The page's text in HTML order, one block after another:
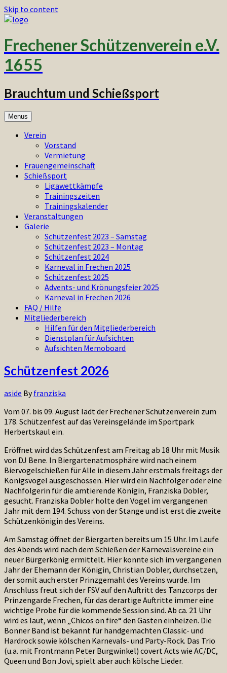
Skip to content
Frechener Schützenverein e.V.
1655
Brauchtum und Schießsport
Menus
Verein
Vorstand
Vermietung
Frauengemeinschaft
Schießsport
Ligawettkämpfe
Trainingszeiten
Trainingskalender
Veranstaltungen
Galerie
Schützenfest 2023 – Samstag
Schützenfest 2023 – Montag
Schützenfest 2024
Karneval in Frechen 2025
Schützenfest 2025
Advents- und Krönungsfeier 2025
Karneval in Frechen 2026
FAQ / Hilfe
Mitgliederbereich
Hilfen für den Mitgliederbereich
Dienstplan für Aufsichten
Aufsichten Memoboard
Schützenfest 2026
aside Byfranziska
Vom 07. bis 09. August lädt der Frechener Schützenverein zum
178. Schützenfest auf das Vereinsgelände im Sportpark
Herbertskaul ein.
Eröffnet wird das Schützenfest am Freitag ab 18 Uhr mit Musik
von DJ Bene. In Biergartenatmosphäre wird nach einem
Biervogelschießen für Alle in diesem Jahr erstmals freitags der
Königsvogel ausgeschossen. Hier wird ein Nachfolger oder eine
Nachfolgerin für die amtierende Königin, Franziska Dobler,
gesucht. Franziska Dobler holte den Vogel im vergangenen
Jahr mit dem 194. Schuss von der Stange und ist erst die zweite
Schützenkönigin des Vereins.
Am Samstag öffnet der Biergarten bereits um 15 Uhr. Im Laufe
des Abends wird nach dem Schießen der Karnevalsvereine ein
neuer Bürgerkönig ermittelt. Hier konnte sich im vergangenen
Jahr der Ehemann der Königin, Christian Dobler, durchsetzen,
der somit auch erster Prinzgemahl des Vereins wurde. Im
Anschluss freut sich der FSV auf den Auftritt des Tanzcorps der
Prinzengarde Frechen, für das derartige Auftritte immer eine
wichtige Probe für die kommende Session sind. Ab ca. 21 Uhr
wird es laut, wenn „Chicos on fire“ den Gästen einheizen. Die
Bonner Band ist bekannt für handgemachten Classic- und
Hardrock sowie kölschen Karnevals- und Party-Rock. Das Trio
(u.a. mit Frontmann Peter Burgwinkel) covert Acts wie AC/DC,
Queen und Bon Jovi, spielt aber auch kölsche Lieder.